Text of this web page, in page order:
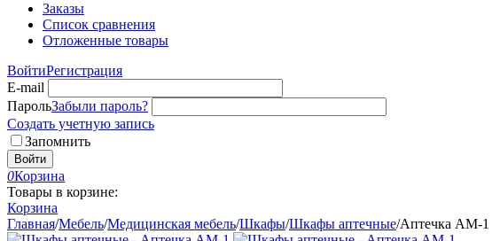
Заказы
Список сравнения
Отложенные товары
ВойтиРегистрация
E-mail
ПарольЗабыли пароль?
Создать учетную запись
Запомнить
Войти
0Корзина
Товары в корзине:
Корзина
Главная/Мебель/Медицинская мебель/Шкафы/Шкафы аптечные/Аптечка АМ-1